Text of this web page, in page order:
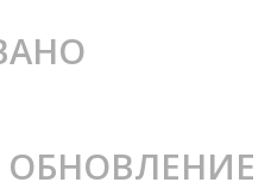
ОБНОВЛЕНИЕ